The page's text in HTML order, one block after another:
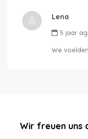
Lena
5 jaar
We
‎‏‏‎Wir freuen